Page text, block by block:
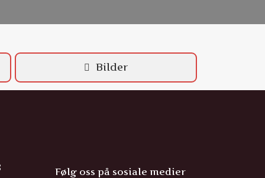
Bilder
Følg oss på sosiale medier